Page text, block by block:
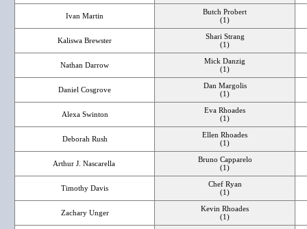
Ivan Martin
Butch Probert
(1)
Kaliswa Brewster
Shari Strang
(1)
Nathan Darrow
Mick Danzig
(1)
Daniel Cosgrove
Dan Margolis
(1)
Alexa Swinton
Eva Rhoades
(1)
Deborah Rush
Ellen Rhoades
(1)
Arthur J. Nascarella
Bruno Capparelo
(1)
Timothy Davis
Chef Ryan
(1)
Zachary Unger
Kevin Rhoades
(1)